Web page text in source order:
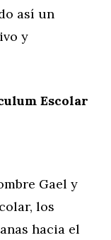
así un
y
Escolar
Gael y
los
hacia el